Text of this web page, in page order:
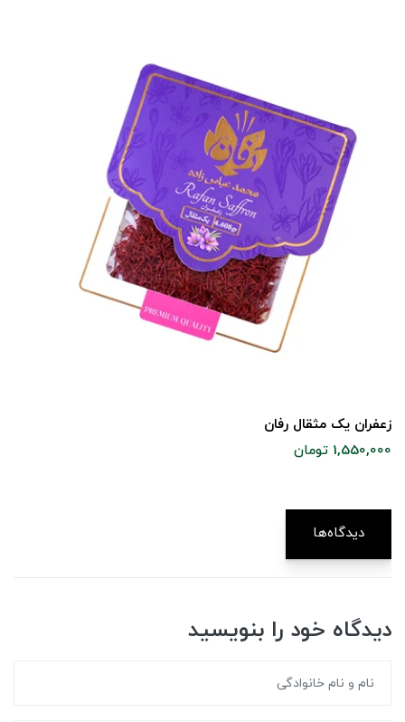
زعفران یک مثقال رفان
1,550,000 تومان
دیدگاه‌ها
دیدگاه خود را بنویسید